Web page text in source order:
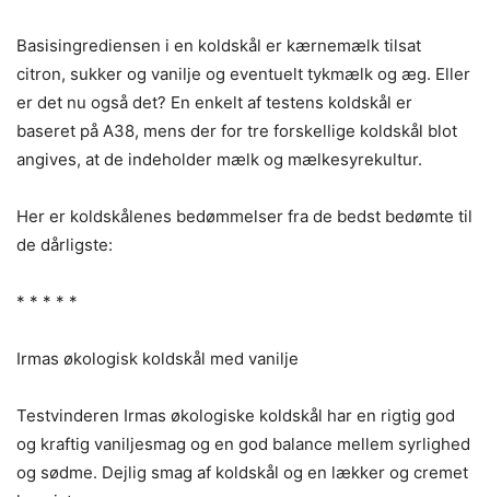
Basisingrediensen i en koldskål er kærnemælk tilsat
citron, sukker og vanilje og eventuelt tykmælk og æg. Eller
er det nu også det? En enkelt af testens koldskål er
baseret på A38, mens der for tre forskellige koldskål blot
angives, at de indeholder mælk og mælkesyrekultur.
Her er koldskålenes bedømmelser fra de bedst bedømte til
de dårligste:
* * * * *
Irmas økologisk koldskål med vanilje
Testvinderen Irmas økologiske koldskål har en rigtig god
og kraftig vaniljesmag og en god balance mellem syrlighed
og sødme. Dejlig smag af koldskål og en lækker og cremet